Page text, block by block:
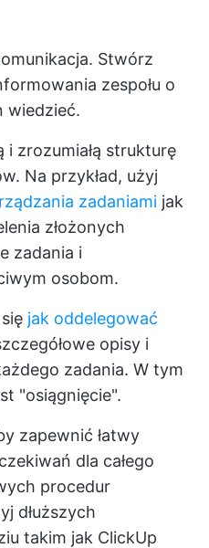
Stwórz
zespołu o
wiedzieć.
i zrozumiałą strukturę
Na przykład, użyj
zadaniami jak
złożonych
zadania i
osobom.
jak oddelegować
opisy i
zadania. W tym
"osiągnięcie".
zapewnić łatwy
dla całego
procedur
dłuższych
takim jak ClickUp